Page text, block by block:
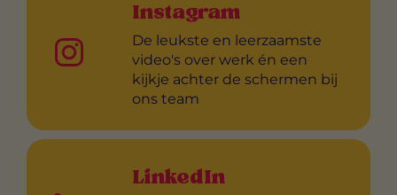
Instagram
De leukste en leerzaamste
video's over werk én een
kijkje achter de schermen bij
ons team
LinkedIn